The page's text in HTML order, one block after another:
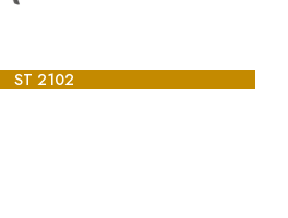
ST 2102